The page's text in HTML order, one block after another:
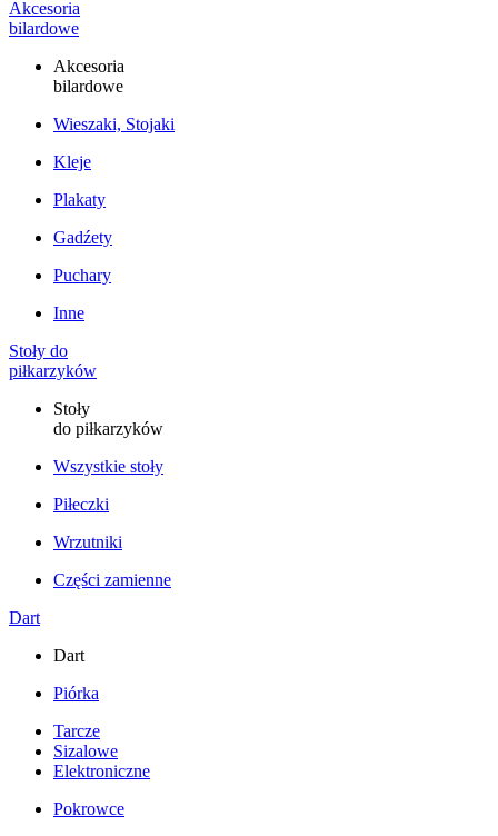
Akcesoria
bilardowe
Akcesoria
bilardowe
Wieszaki, Stojaki
Kleje
Plakaty
Gadźety
Puchary
Inne
Stoły do
piłkarzyków
Stoły
do piłkarzyków
Wszystkie stoły
Piłeczki
Wrzutniki
Części zamienne
Dart
Dart
Piórka
Tarcze
Sizalowe
Elektroniczne
Pokrowce